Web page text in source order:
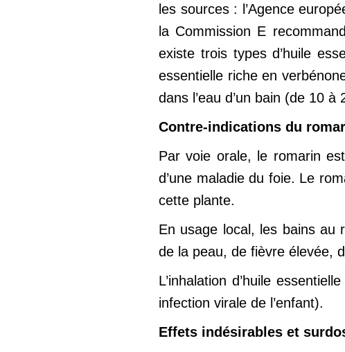
les sources : l’Agence
la Commission E
existe trois types d’huile
essentielle riche en
dans l’eau d’un bain (de 10
Contre-indications du
Par voie orale, le romarin
d’une maladie du foie. Le
cette plante.
En usage local, les bains au
de la peau, de fièvre élevée,
L’inhalation d’huile
infection virale de l’enfant).
Effets indésirables et